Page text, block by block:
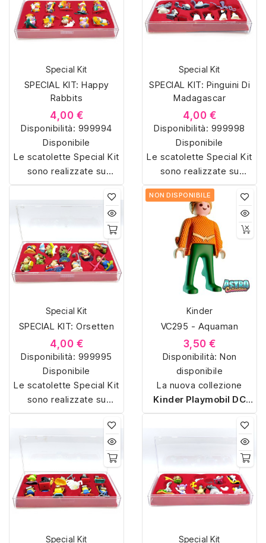
Special Kit
SPECIAL KIT: Happy
Rabbits
4,00 €
Disponibilità: 999994
Disponibile
Le scatolette Special Kit
sono realizzate su
misura con materiali di
alta qualità, hanno un
interno sagomato in
vellutino rosso e offrono
soluzioni eleganti e
pratiche per organizzare
e mostrare la tua
collezione di sorpresine.
Special Kit
SPECIAL KIT: Pinguini Di
Madagascar
4,00 €
Disponibilità: 999998
Disponibile
Le scatolette Special Kit
sono realizzate su
misura con materiali di
alta qualità, hanno un
interno sagomato in
vellutino rosso e offrono
soluzioni eleganti e
pratiche per organizzare
e mostrare la tua
collezione di sorpresine.
Special Kit
SPECIAL KIT: Orsetten
4,00 €
Disponibilità: 999995
Disponibile
Le scatolette Special Kit
sono realizzate su
misura con materiali di
alta qualità, hanno un
interno sagomato in
vellutino rosso e offrono
soluzioni eleganti e
pratiche per organizzare
e mostrare la tua
NON DISPONIBILE
Kinder
VC295 - Aquaman
3,50 €
Disponibilità: Non
disponibile
La nuova collezione
Kinder Playmobil DC
Eroi 2025porta i
supereroi DC negli ovetti
Kinder. Ogni sorpresa
16
personaggi esclusiviin
versione Playmobil, da
Superman e Batman a
Special Kit Special Kit